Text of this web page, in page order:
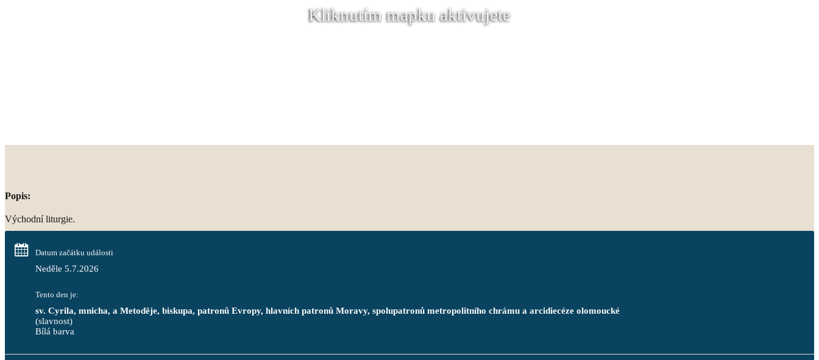
Kliknutím mapku aktivujete
Popis:
Východní liturgie.
Datum začátku události
Neděle 5.7.2026
Tento den je:
sv. Cyrila, mnicha, a Metoděje, biskupa, patronů Evropy, hlavních patronů Moravy, spolupatronů metropolitního chrámu a arcidiecéze olomoucké
(slavnost)
Bílá barva